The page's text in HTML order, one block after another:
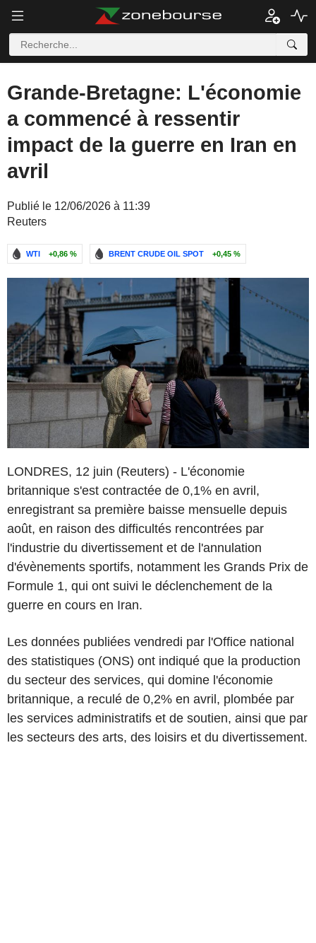
Grande-Bretagne: L'économie
a commencé à ressentir
impact de la guerre en Iran en
avril
Publié le 12/06/2026 à 11:39
Reuters
WTI +0,86 % BRENT CRUDE OIL SPOT +0,45 %
LONDRES, 12 juin (Reuters) - L'économie
britannique s'est contractée de 0,1% en avril,
enregistrant sa première baisse mensuelle depuis
août, en raison des difficultés rencontrées par
l'industrie du divertissement et de l'annulation
d'évènements sportifs, notamment les Grands Prix de
Formule 1, qui ont suivi le déclenchement de la
guerre en cours en Iran.
Les données publiées vendredi par l'Office national
des statistiques (ONS) ont indiqué que la production
du secteur des services, qui domine l'économie
britannique, a reculé de 0,2% en avril, plombée par
les services administratifs et de soutien, ainsi que par
les secteurs des arts, des loisirs et du divertissement.